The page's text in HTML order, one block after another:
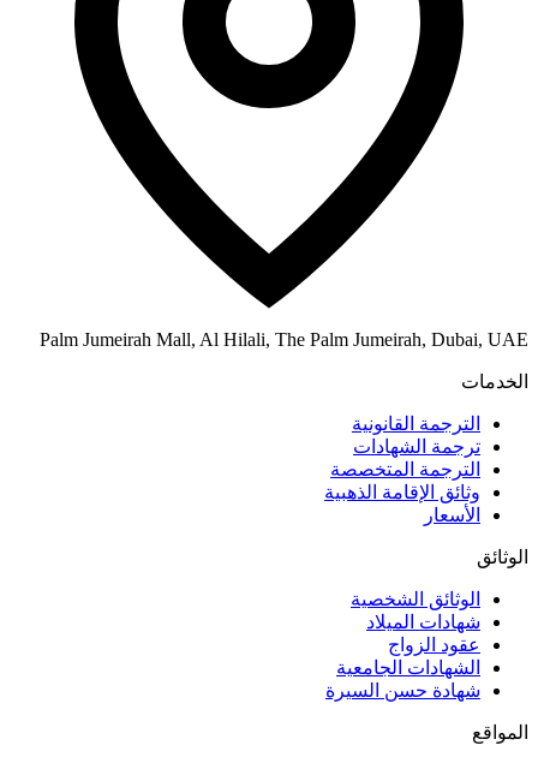
Palm Jumeirah Mall, Al Hilali, The Palm Jumeirah, Dubai, UAE
الخدمات
الترجمة القانونية
ترجمة الشهادات
الترجمة المتخصصة
وثائق الإقامة الذهبية
الأسعار
الوثائق
الوثائق الشخصية
شهادات الميلاد
عقود الزواج
الشهادات الجامعية
شهادة حسن السيرة
المواقع